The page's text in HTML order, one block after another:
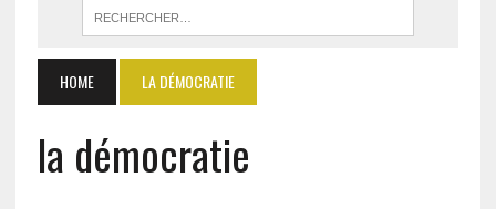
HOME LA DÉMOCRATIE
la démocratie